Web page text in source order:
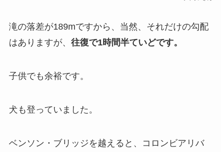
滝の落差が189mですから、当然、それだけの勾配
はありますが、 往復で1時間半ていどです。
子供でも余裕です。
犬も登っていました。
ベンソン・ブリッジを越えると、コロンビアリバ